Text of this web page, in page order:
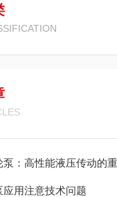
泵：高性能液压传动的
应用注意技术问题